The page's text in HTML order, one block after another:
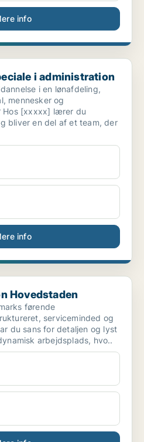
info
i administration
i en lønafdeling,
mennesker og
Hos [xxxxx] lærer du
bliver en del af et team, der
info
Hovedstaden
førende
serviceminded og
du sans for detaljen og lyst
arbejdsplads, hvo..